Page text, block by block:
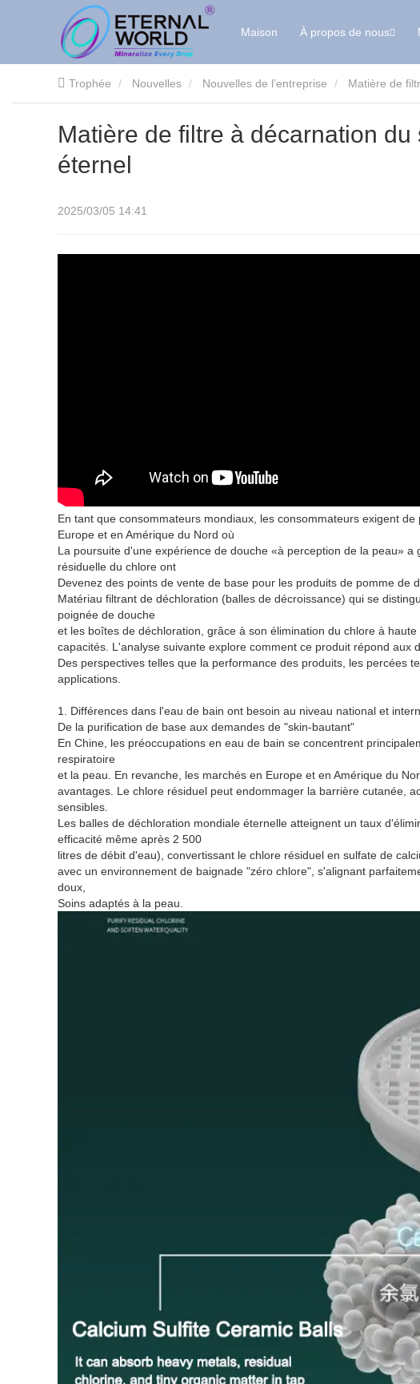
Maison À propos de nous
Trophée Nouvelles Nouvelles de l’entreprise Matière de
Matière de filtre à décarnation
éternel
2025/03/05 14:41
En tant que consommateurs mondiaux, les consommateurs exigent
Europe et en Amérique du Nord où
La poursuite d'une expérience de douche «à perception de la peau»
résiduelle du chlore ont
Devenez des points de vente de base pour les produits de pomme de
Matériau filtrant de déchloration (balles de décroissance) qui se
poignée de douche
et les boîtes de déchloration, grâce à son élimination du chlore à
capacités. L'analyse suivante explore comment ce produit répond aux
Des perspectives telles que la performance des produits, les percées
applications.
1. Différences dans l'eau de bain ont besoin au niveau national et
De la purification de base aux demandes de "skin-bautant"
En Chine, les préoccupations en eau de bain se concentrent
respiratoire
et la peau. En revanche, les marchés en Europe et en Amérique du
avantages. Le chlore résiduel peut endommager la barrière cutanée,
sensibles.
Les balles de déchloration mondiale éternelle atteignent un taux
efficacité même après 2 500
litres de débit d'eau), convertissant le chlore résiduel en sulfate de
avec un environnement de baignade "zéro chlore", s'alignant
doux,
Soins adaptés à la peau.